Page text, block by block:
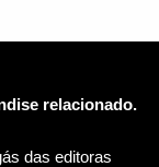
relacionado.
das editoras